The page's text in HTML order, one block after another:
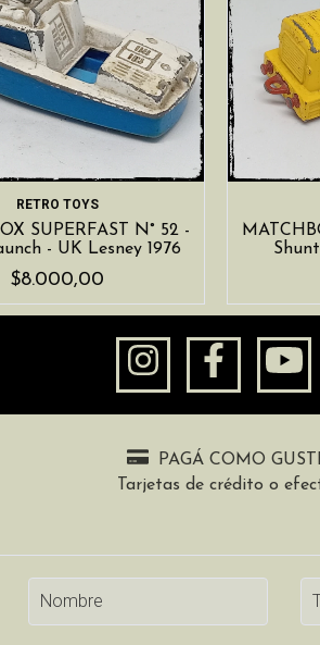
RETRO TOYS
SUPERFAST N° 52 -
- UK Lesney 1976
$8.000,00
PAGÁ COMO
Tarjetas de crédito o